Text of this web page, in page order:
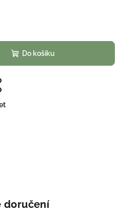
Do košíku
doručení